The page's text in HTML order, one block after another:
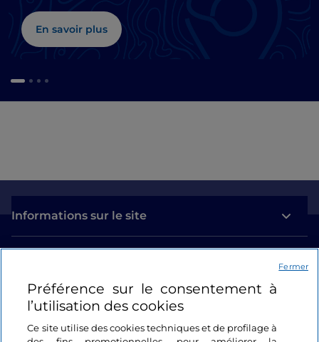
En savoir plus
Informations sur le site
Se connecter
Suivez-nous
Préférence sur le consentement à
l’utilisation des cookies
Ce site utilise des cookies techniques et de profilage à
Fermer